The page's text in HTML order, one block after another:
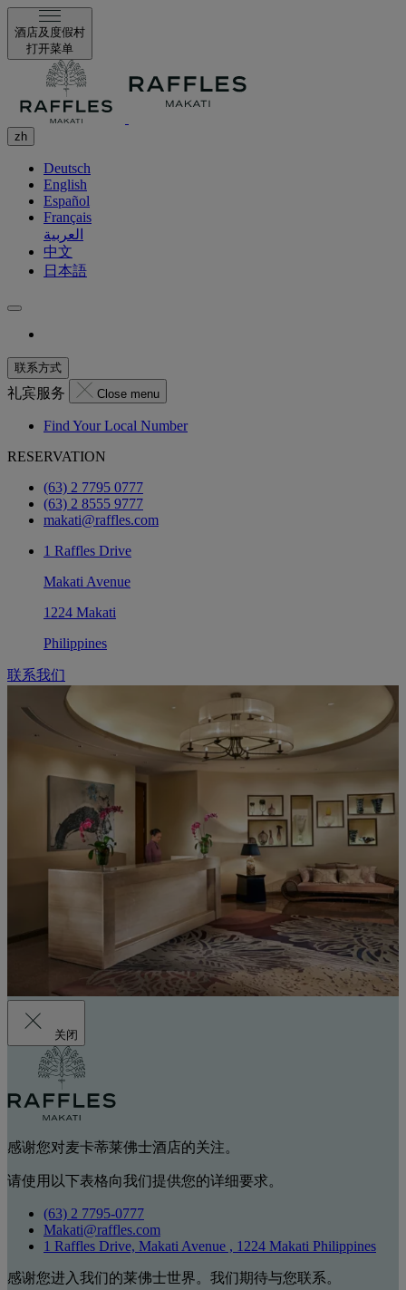
酒店及度假村
打开菜单
zh
Deutsch
English
Español
Français
العربية
中文
日本語
联系方式
礼宾服务 Close menu
Find Your Local Number
RESERVATION
(63) 2 7795 0777
(63) 2 8555 9777
makati@raffles.com
1 Raffles Drive
Makati Avenue
1224 Makati
Philippines
联系我们
关闭
感谢您对麦卡蒂莱佛士酒店的关注。
请使用以下表格向我们提供您的详细要求。
(63) 2 7795-0777
Makati@raffles.com
1 Raffles Drive, Makati Avenue , 1224 Makati Philippines
感谢您进入我们的莱佛士世界。我们期待与您联系。